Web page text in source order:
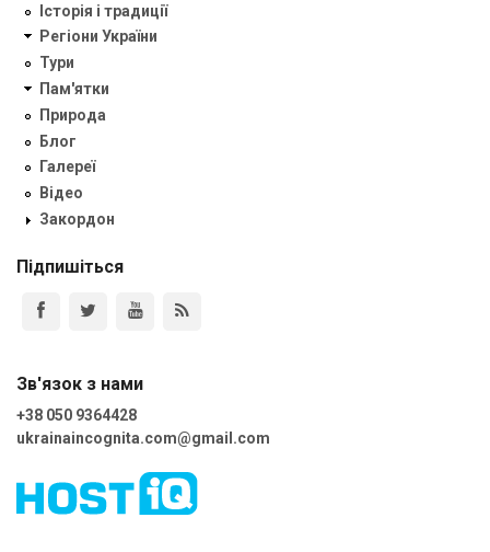
Історія і традиції
Регіони України
Тури
Пам'ятки
Природа
Блог
Галереї
Відео
Закордон
Підпишіться
Зв'язок з нами
+38 050 9364428
ukrainaincognita.com@gmail.com